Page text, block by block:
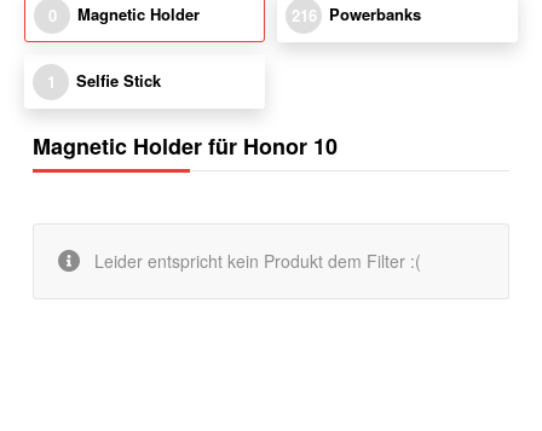
0 Magnetic Holder 216 Powerbanks
1 Selfie Stick
Magnetic Holder für Honor 10
Leider entspricht kein Produkt dem Filter :(